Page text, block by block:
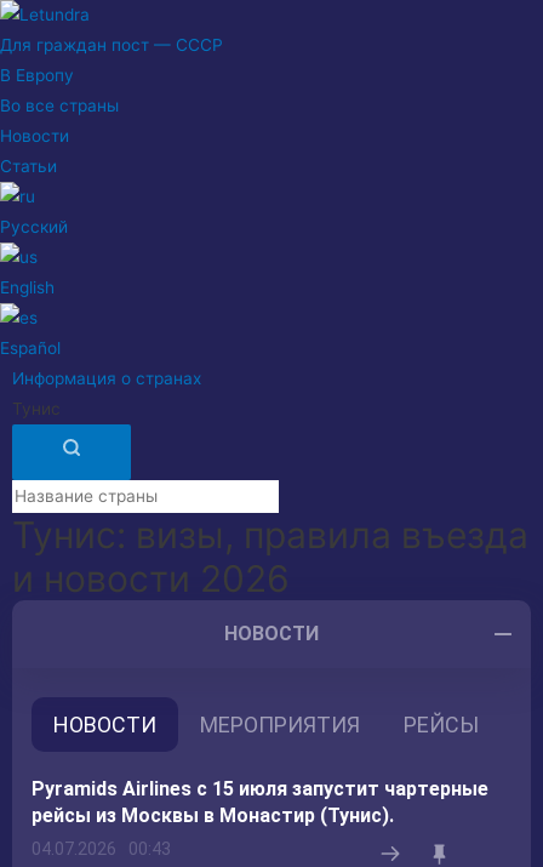
Для граждан пост — СССР
В Европу
Во все страны
Новости
Статьи
Русский
English
Español
Информация о странах
Тунис
Тунис: визы, правила въезда
и новости 2026
НОВОСТИ
НОВОСТИ МЕРОПРИЯТИЯ РЕЙСЫ
Pyramids Airlines с 15 июля запустит чартерные
рейсы из Москвы в Монастир (Тунис).
04.07.2026 00:43